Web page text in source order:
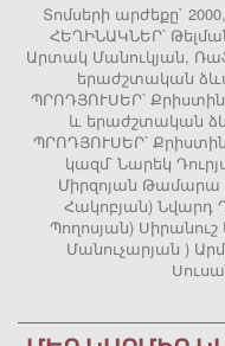
Տոմսերի արժեքը`
ՀԵՂԻՆԱԿՆԵՐ՝
Արտակ Մանուկյան,
երաժշտական
ՊՐՈԴՅՈՒՍԵՐ՝
և երաժշտական
ՊՐՈԴՅՈՒՍԵՐ՝
կազմ՝ Նարեկ
Միրզոյան Թամարա
Հակոբյան) Նվարդ
Պողոսյան)
Մանուչարյան )